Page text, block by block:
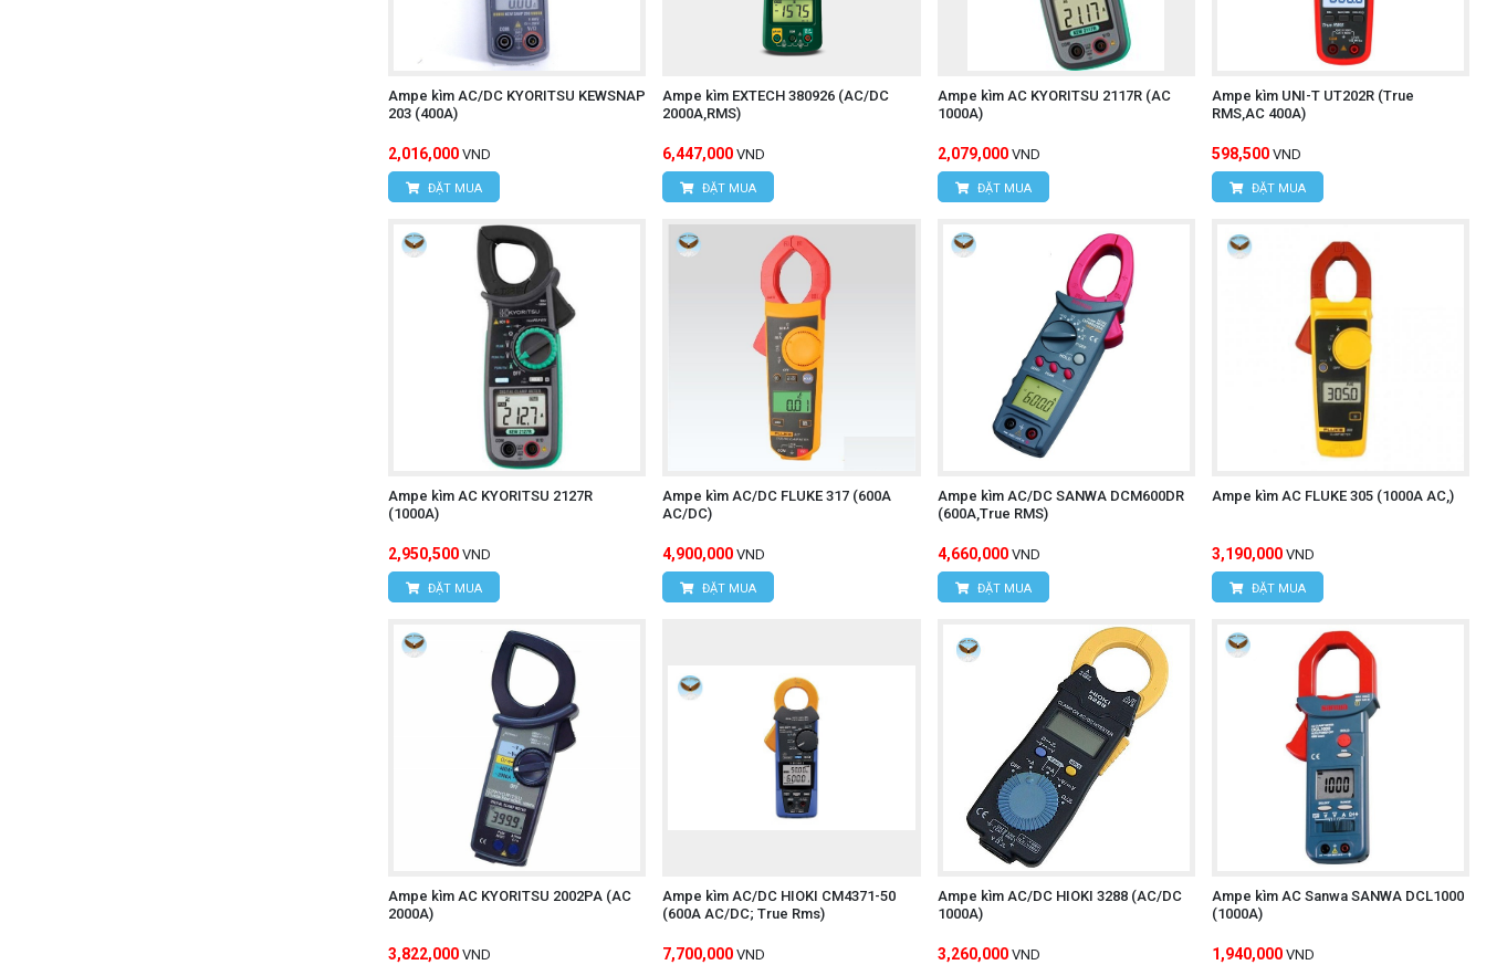
Ampe kìm AC/DC KYORITSU KEWSNAP
203 (400A)
2,016,000 VND
ĐẶT MUA
Ampe kìm EXTECH 380926 (AC/DC
2000A,RMS)
6,447,000 VND
ĐẶT MUA
Ampe kìm AC KYORITSU 2117R (AC
1000A)
2,079,000 VND
ĐẶT MUA
Ampe kìm UNI-T UT202R (True
RMS,AC 400A)
598,500 VND
ĐẶT MUA
Ampe kìm AC KYORITSU 2127R
(1000A)
2,950,500 VND
ĐẶT MUA
Ampe kìm AC/DC FLUKE 317 (600A
AC/DC)
4,900,000 VND
ĐẶT MUA
Ampe kìm AC/DC SANWA DCM600DR
(600A,True RMS)
4,660,000 VND
ĐẶT MUA
Ampe kìm AC FLUKE 305 (1000A AC,)
3,190,000 VND
ĐẶT MUA
Ampe kìm AC KYORITSU 2002PA (AC
2000A)
3,822,000 VND
Ampe kìm AC/DC HIOKI CM4371-50
(600A AC/DC; True Rms)
7,700,000 VND
Ampe kìm AC/DC HIOKI 3288 (AC/DC
1000A)
3,260,000 VND
Ampe kìm AC Sanwa SANWA DCL1000
(1000A)
1,940,000 VND